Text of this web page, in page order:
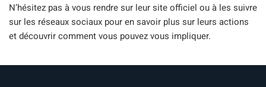
N’hésitez pas à vous rendre sur leur site officiel ou à les suivre
sur les réseaux sociaux pour en savoir plus sur leurs actions
et découvrir comment vous pouvez vous impliquer.